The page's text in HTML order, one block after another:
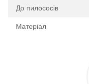
До пилососів
Матеріал